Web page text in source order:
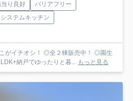
当り良好
バリアフリー
システムキッチン
がイチオシ！ ◎全２棟販売中！ ◎園生
納戸でゆったりと暮... もっと見る